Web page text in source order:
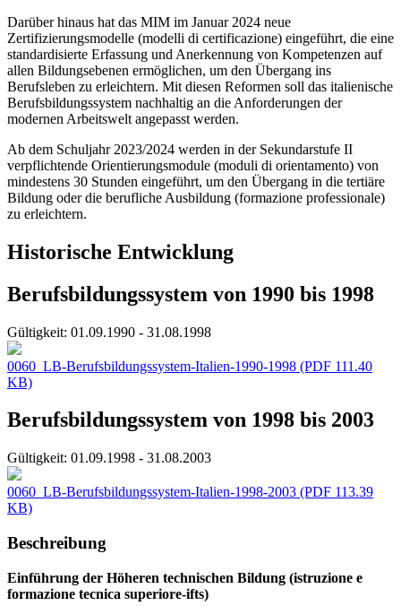
Darüber hinaus hat das MIM im Januar 2024 neue
Zertifizierungsmodelle (modelli di certificazione) eingeführt, die eine
standardisierte Erfassung und Anerkennung von Kompetenzen auf
allen Bildungsebenen ermöglichen, um den Übergang ins
Berufsleben zu erleichtern. Mit diesen Reformen soll das italienische
Berufsbildungssystem nachhaltig an die Anforderungen der
modernen Arbeitswelt angepasst werden.
Ab dem Schuljahr 2023/2024 werden in der Sekundarstufe II
verpflichtende Orientierungsmodule (moduli di orientamento) von
mindestens 30 Stunden eingeführt, um den Übergang in die tertiäre
Bildung oder die berufliche Ausbildung (formazione professionale)
zu erleichtern.
Historische Entwicklung
Berufsbildungssystem von 1990 bis 1998
Gültigkeit: 01.09.1990 - 31.08.1998
0060_LB-Berufsbildungssystem-Italien-1990-1998 (PDF 111.40
KB)
Berufsbildungssystem von 1998 bis 2003
Gültigkeit: 01.09.1998 - 31.08.2003
0060_LB-Berufsbildungssystem-Italien-1998-2003 (PDF 113.39
KB)
Beschreibung
Einführung der Höheren technischen Bildung (istruzione e
formazione tecnica superiore-ifts)